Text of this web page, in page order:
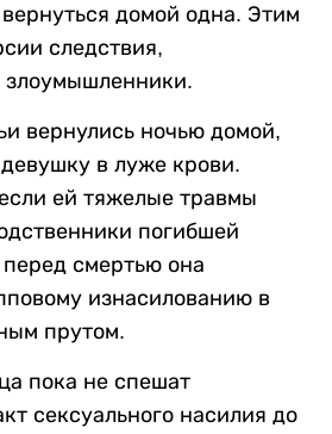
домой одна. Этим
следствия,
злоумышленники.
вернулись ночью домой,
в луже крови.
ей тяжелые травмы
погибшей
смертью она
изнасилованию в
прутом.
пока не спешат
сексуального насилия до